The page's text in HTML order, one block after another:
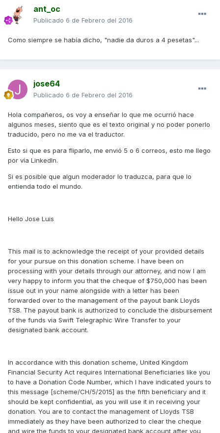
ant_oc
Publicado 6 de Febrero del 2016
Como siempre se había dicho, "nadie da duros a 4 pesetas"...
jose64
Publicado 6 de Febrero del 2016
Hola compañeros, os voy a enseñar lo que me ocurrió hace
algunos meses, siento que es el texto original y no poder ponerlo
traducido, pero no me va el traductor.
Esto si que es para fliparlo, me envió 5 o 6 correos, esto me llego
por vía LinkedIn.
Si es posible que algun moderador lo traduzca, para que lo
entienda todo el mundo.
Hello Jose Luis
This mail is to acknowledge the receipt of your provided details
for your pursue on this donation scheme. I have been on
processing with your details through our attorney, and now I am
very happy to inform you that the cheque of $750,000 has been
issue out in your name alongside with a letter has been
forwarded over to the management of the payout bank Lloyds
TSB. The payout bank is authorized to conclude the disbursement
of the funds via Swift Telegraphic Wire Transfer to your
designated bank account.
In accordance with this donation scheme, United Kingdom
Financial Security Act requires International Beneficiaries like you
to have a Donation Code Number, which I have indicated yours to
this message [scheme/CH/5/2015] as the fifth beneficiary and it
should be kept confidential, as you will use it in receiving your
donation. You are to contact the management of Lloyds TSB
immediately as they have been authorized to clear the cheque
and wire the funds to your designated bank account after you